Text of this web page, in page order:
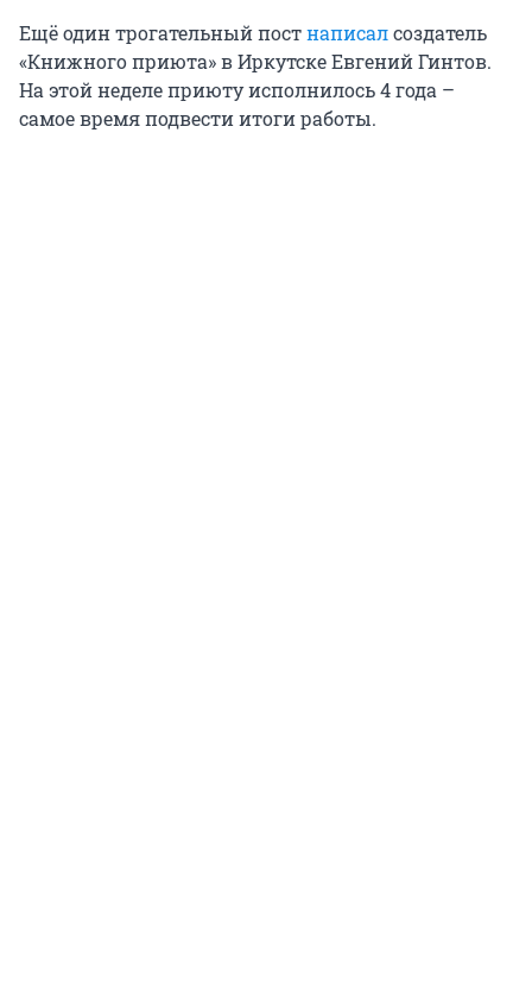
Ещё один трогательный постнаписалсоздатель
«Книжного приюта» в Иркутске Евгений Гинтов.
На этой неделе приюту исполнилось 4 года –
самое время подвести итоги работы.